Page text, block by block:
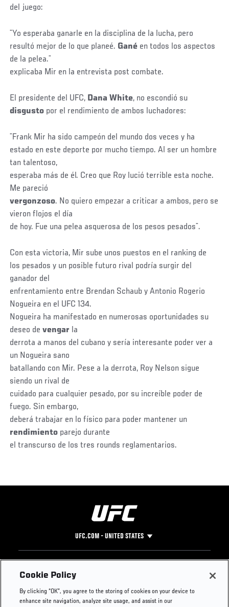
del juego:
¨Yo esperaba ganarle en la disciplina de la lucha, pero
resultó mejor de lo que planeé. Gané en todos los aspectos
de la pelea.¨
explicaba Mir en la entrevista post combate.
El presidente del UFC, Dana White, no escondió su
disgusto por el rendimiento de ambos luchadores:
¨Frank Mir ha sido campeón del mundo dos veces y ha
estado en este deporte por mucho tiempo. Al ser un hombre
tan talentoso,
esperaba más de él. Creo que Roy lució terrible esta noche.
Me pareció
vergonzoso. No quiero empezar a criticar a ambos, pero se
vieron flojos el día
de hoy. Fue una pelea asquerosa de los pesos pesados¨.
Con esta victoria, Mir sube unos puestos en el ranking de
los pesados y un posible futuro rival podría surgir del
ganador del
enfrentamiento entre Brendan Schaub y Antonio Rogerio
Nogueira en el UFC 134.
Nogueira ha manifestado en numerosas oportunidades su
deseo devengar la
derrota a manos del cubano y sería interesante poder ver a
un Nogueira sano
batallando con Mir. Pese a la derrota, Roy Nelson sigue
siendo un rival de
cuidado para cualquier pesado, por su increíble poder de
fuego. Sin embargo,
deberá trabajar en lo físico para poder mantener un
rendimiento parejo durante
el transcurso de los tres rounds reglamentarios.
UFC.COM - UNITED STATES
Footer
UFC
UFC Foundation
Instagram
Press
Cookie Policy
By clicking “OK”, you agree to the storing of cookies on your device to
enhance site navigation, analyze site usage, and assist in our